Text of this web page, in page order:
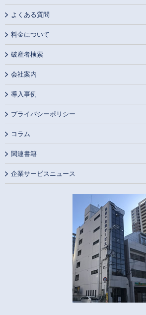
よくある質問
料金について
破産者検索
会社案内
導入事例
プライバシーポリシー
コラム
関連書籍
企業サービスニュース